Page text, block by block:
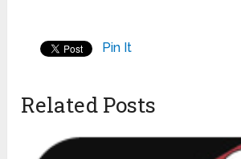
Pin It
Related Posts